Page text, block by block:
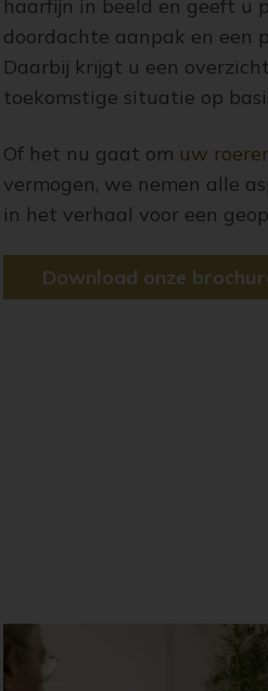
haarfijn in beeld en geeft u
doordachte aanpak en een
Daarbij krijgt u een
toekomstige situatie op
Of het nu gaat om uw
vermogen, we nemen alle
in het verhaal voor een
Download onze